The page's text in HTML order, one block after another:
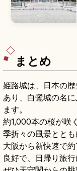
まとめ
姫路城は、日本の
あり、白鷺城の名
ます。
約1,000本の桜が咲
季折々の風景ととも
大阪から新快速で
良好で、日帰り旅行